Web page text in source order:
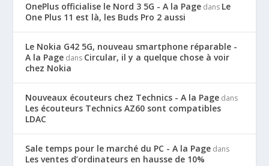
OnePlus officialise le Nord 3 5G - A la Page dans Le
One Plus 11 est là, les Buds Pro 2 aussi
Le Nokia G42 5G, nouveau smartphone réparable -
A la Page dans Circular, il y a quelque chose à voir
chez Nokia
Nouveaux écouteurs chez Technics - A la Page dans
Les écouteurs Technics AZ60 sont compatibles
LDAC
Sale temps pour le marché du PC - A la Page dans
Les ventes d’ordinateurs en hausse de 10%